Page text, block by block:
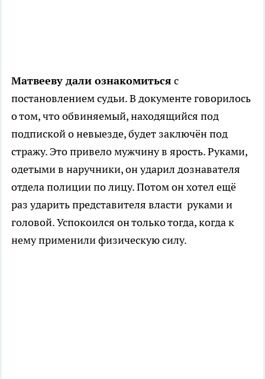
Матвееву дали ознакомиться с
постановлением судьи. В документе говорилось
о том, что обвиняемый, находящийся под
подпиской о невыезде, будет заключён под
стражу. Это привело мужчину в ярость. Руками,
одетыми в наручники, он ударил дознавателя
отдела полиции по лицу. Потом он хотел ещё
раз ударить представителя власти руками и
головой. Успокоился он только тогда, когда к
нему применили физическую силу.